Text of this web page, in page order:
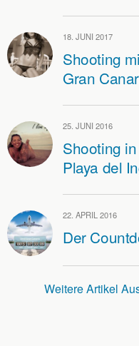
18. JUNI 2017
Shooting
Gran
25. JUNI 2016
Shooting
Playa del
22. APRIL 2016
Der
Weitere Artikel